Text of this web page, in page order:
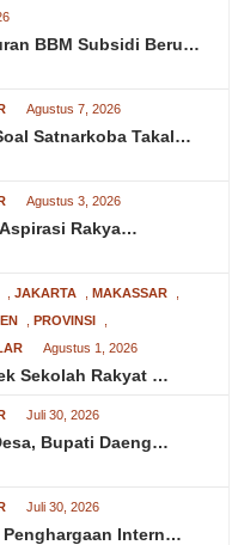
BBM Subsidi Beru…
Agustus 7, 2026
Satnarkoba Takal…
Agustus 3, 2026
Aspirasi Rakya…
JAKARTA MAKASSAR
PROVINSI
Agustus 1, 2026
Sekolah Rakyat …
Juli 30, 2026
Bupati Daeng…
Juli 30, 2026
Penghargaan Intern…